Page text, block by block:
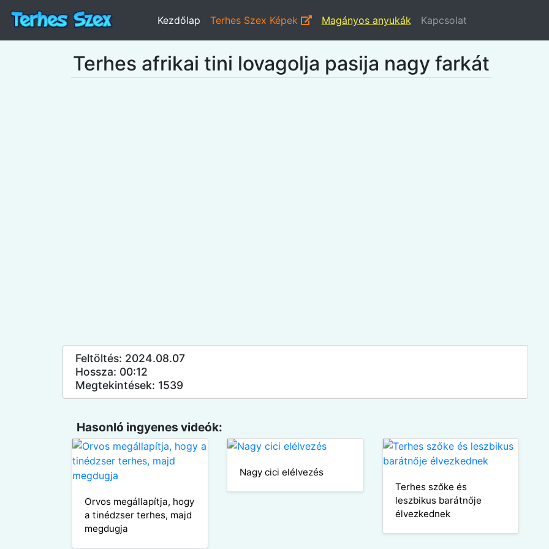
Kezdőlap Terhes Szex Képek Magányos anyukák Kapcsolat
Terhes afrikai tini lovagolja pasija nagy farkát
Feltöltés: 2024.08.07
Hossza: 00:12
Megtekintések: 1539
Hasonló ingyenes videók:
Orvos megállapítja, hogy
a tinédzser terhes, majd
megdugja
Nagy cici elélvezés
Terhes szőke és
leszbikus barátnője
élvezkednek